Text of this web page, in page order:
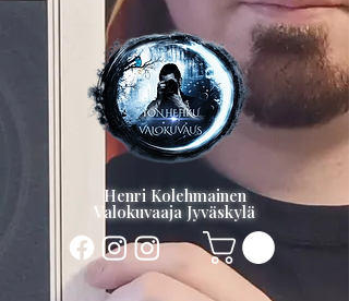
Henri Kolehmainen
Valokuvaaja Jyväskylä